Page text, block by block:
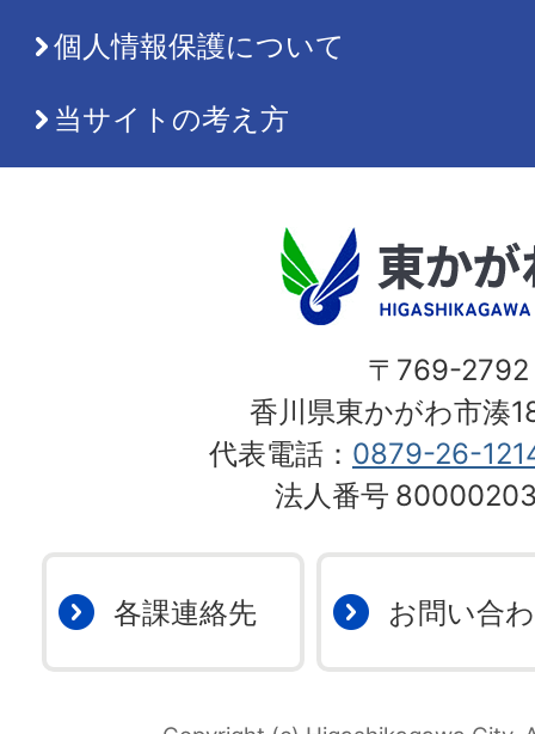
個人情報保護について
当サイトの考え方
〒769-2792
香川県東かがわ市湊
代表電話： 0879-26-
法人番号
各課連絡先 お問い合